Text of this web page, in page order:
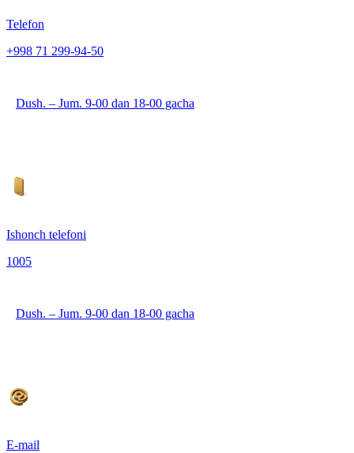
Telefon
+998 71 299-94-50
Dush. – Jum. 9-00 dan 18-00 gacha
Ishonch telefoni
1005
Dush. – Jum. 9-00 dan 18-00 gacha
E-mail